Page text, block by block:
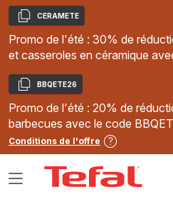
Copier
CERAMETE
Promo de l'été : 30% de
et casseroles en céramique
Copier
BBQETE26
Promo de l'été : 20% de
barbecues avec le code
Conditions de l'offre
Ouvrir